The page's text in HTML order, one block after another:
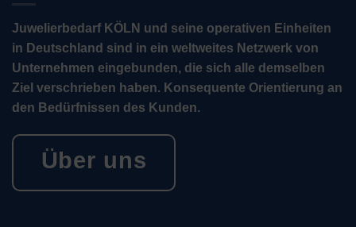
Juwelierbedarf KÖLN und seine operativen Einheiten
in Deutschland sind in ein weltweites Netzwerk von
Unternehmen eingebunden, die sich alle demselben
Ziel verschrieben haben. Konsequente Orientierung an
den Bedürfnissen des Kunden.
Über uns